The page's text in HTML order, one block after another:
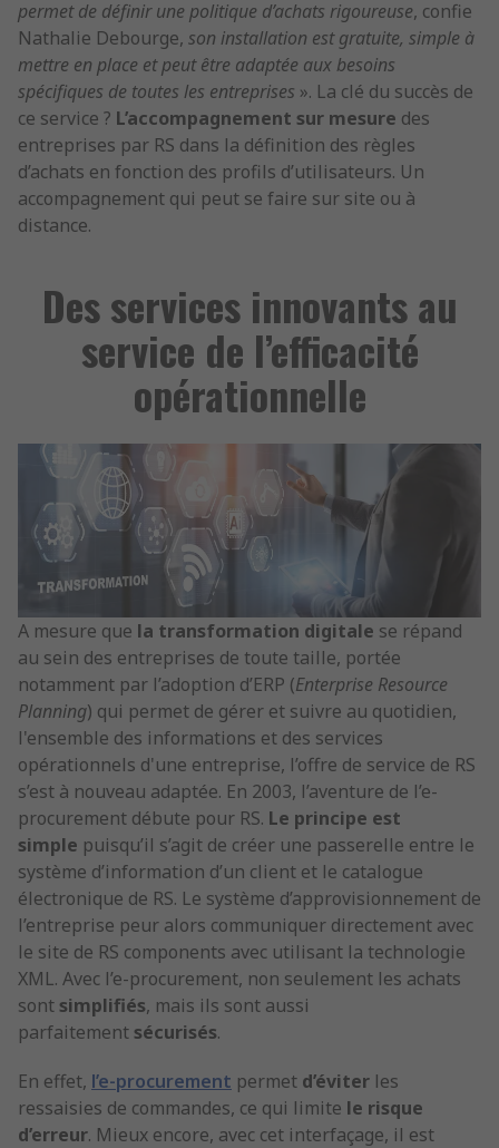
permet de définir une politique d’achats rigoureuse, confie
Nathalie Debourge, son installation est gratuite, simple à
mettre en place et peut être adaptée aux besoins
spécifiques de toutes les entreprises ». La clé du succès de
ce service ? L’accompagnement sur mesure des
entreprises par RS dans la définition des règles
d’achats en fonction des profils d’utilisateurs. Un
accompagnement qui peut se faire sur site ou à
distance.
Des services innovants au
service de l’efficacité
opérationnelle
A mesure que la transformation digitale se répand
au sein des entreprises de toute taille, portée
notamment par l’adoption d’ERP (Enterprise Resource
Planning) qui permet de gérer et suivre au quotidien,
l'ensemble des informations et des services
opérationnels d'une entreprise, l’offre de service de RS
s’est à nouveau adaptée. En 2003, l’aventure de l’e-
procurement débute pour RS. Le principe est
simple puisqu’il s’agit de créer une passerelle entre le
système d’information d’un client et le catalogue
électronique de RS. Le système d’approvisionnement de
l’entreprise peur alors communiquer directement avec
le site de RS components avec utilisant la technologie
XML. Avec l’e-procurement, non seulement les achats
sontsimplifiés, mais ils sont aussi
parfaitementsécurisés.
En effet, l’e-procurement permet d’éviter les
ressaisies de commandes, ce qui limite le risque
d’erreur. Mieux encore, avec cet interfaçage, il est